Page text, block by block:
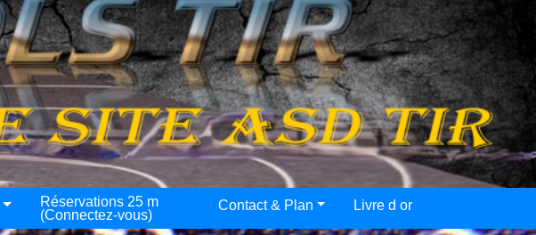
Réservations 25 m
(Connectez-vous)
Contact & Plan Livre d or